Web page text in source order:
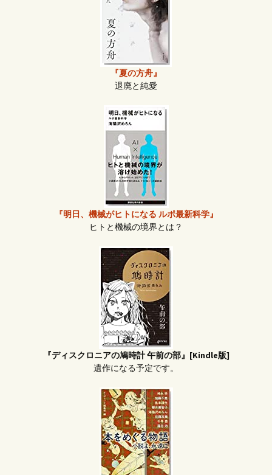
『夏の方舟』
退廃と純愛
『明日、機械がヒトになる ルポ最新科学』
ヒトと機械の境界とは？
『ディスクロニアの鳩時計 午前の部』[Kindle版]
遺作になる予定です。